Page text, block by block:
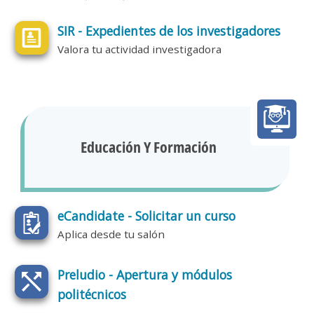
SIR - Expedientes de los investigadores
Valora tu actividad investigadora
Educación Y Formación
eCandidate - Solicitar un curso
Aplica desde tu salón
Preludio - Apertura y módulos
politécnicos